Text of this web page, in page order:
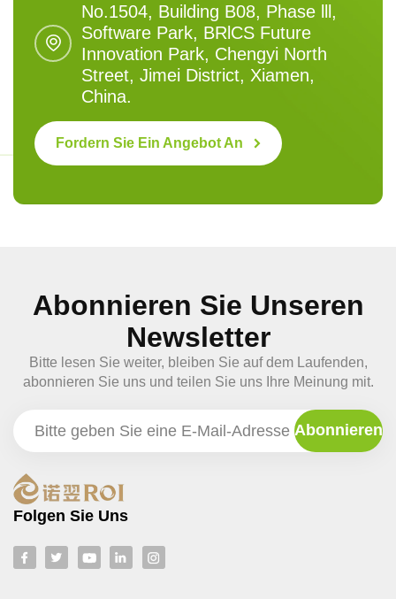
No.1504, Building B08, Phase lll,
Software Park, BRlCS Future
Innovation Park, Chengyi North
Street, Jimei District, Xiamen,
China.
Fordern Sie Ein Angebot An
Abonnieren Sie Unseren
Newsletter
Bitte lesen Sie weiter, bleiben Sie auf dem Laufenden,
abonnieren Sie uns und teilen Sie uns Ihre Meinung mit.
Folgen Sie Uns